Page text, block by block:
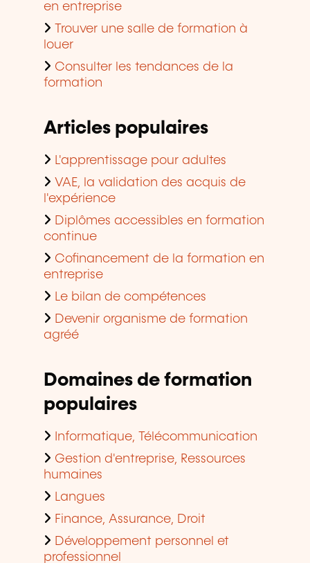
en entreprise
Trouver une salle de formation à
louer
Consulter les tendances de la
formation
Articles populaires
L'apprentissage pour adultes
VAE, la validation des acquis de
l'expérience
Diplômes accessibles en formation
continue
Cofinancement de la formation en
entreprise
Le bilan de compétences
Devenir organisme de formation
agréé
Domaines de formation
populaires
Informatique, Télécommunication
Gestion d'entreprise, Ressources
humaines
Langues
Finance, Assurance, Droit
Développement personnel et
professionnel